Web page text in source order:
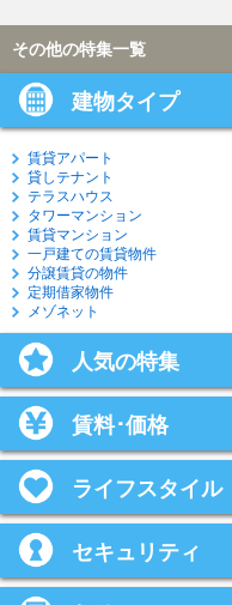
その他の特集一覧
建物タイプ
賃貸アパート
貸しテナント
テラスハウス
タワーマンション
賃貸マンション
一戸建ての賃貸物件
分譲賃貸の物件
定期借家物件
メゾネット
人気の特集
賃料･価格
ライフスタイル
セキュリティ